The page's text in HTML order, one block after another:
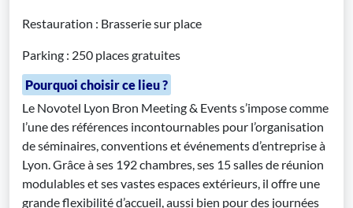
Restauration : Brasserie sur place
Parking : 250 places gratuites
Pourquoi choisir ce lieu ?
Le Novotel Lyon Bron Meeting & Events s’impose comme
l’une des références incontournables pour l’organisation
de séminaires, conventions et événements d’entreprise à
Lyon. Grâce à ses 192 chambres, ses 15 salles de réunion
modulables et ses vastes espaces extérieurs, il offre une
grande flexibilité d’accueil, aussi bien pour des journées